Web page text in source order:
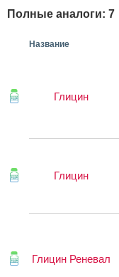
Полные аналоги: 7
Название
Глицин
Глицин
Глицин Реневал